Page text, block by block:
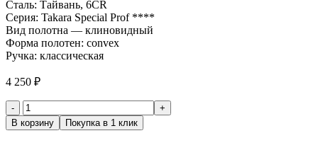
Сталь: Тайвань, 6CR
Серия: Takara Special Prof ****
Вид полотна — клиновидный
Форма полотен: convex
Ручка: классическая
4 250 ₽
Количество
товара
Ножницы
В корзину Покупка в 1 клик